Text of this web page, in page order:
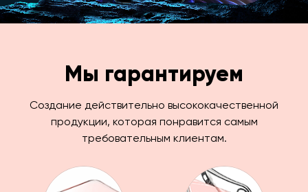
Мы гарантируем
Создание действительно высококачественной
продукции, которая понравится самым
требовательным клиентам.